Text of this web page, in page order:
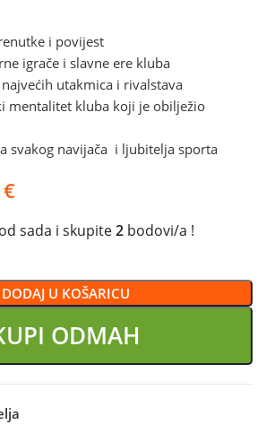
i povijest
igrače i slavne ere kluba
utakmica i rivalstava
mentalitet kluba koji je obilježio
svakog navijača i ljubitelja sporta
€
sada i skupite2 bodovi/a !
DODAJ U KOŠARICU
ODMAH